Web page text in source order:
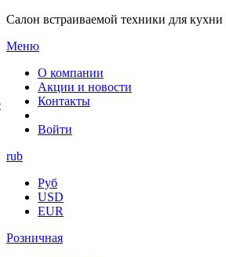
Салон встраиваемой техники для кухни
Меню
О компании
Акции и новости
Контакты
Войти
rub
Руб
USD
EUR
Розничная